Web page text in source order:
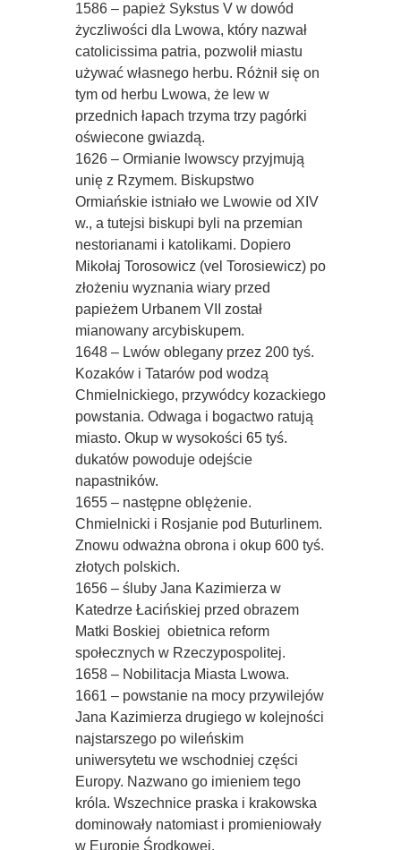
1586 – papież Sykstus V w dowód
życzliwości dla Lwowa, który nazwał
catolicissima patria, pozwolił miastu
używać własnego herbu. Różnił się on
tym od herbu Lwowa, że lew w
przednich łapach trzyma trzy pagórki
oświecone gwiazdą.
1626 – Ormianie lwowscy przyjmują
unię z Rzymem. Biskupstwo
Ormiańskie istniało we Lwowie od XIV
w., a tutejsi biskupi byli na przemian
nestorianami i katolikami. Dopiero
Mikołaj Torosowicz (vel Torosiewicz) po
złożeniu wyznania wiary przed
papieżem Urbanem VII został
mianowany arcybiskupem.
1648 – Lwów oblegany przez 200 tyś.
Kozaków i Tatarów pod wodzą
Chmielnickiego, przywódcy kozackiego
powstania. Odwaga i bogactwo ratują
miasto. Okup w wysokości 65 tyś.
dukatów powoduje odejście
napastników.
1655 – następne oblężenie.
Chmielnicki i Rosjanie pod Buturlinem.
Znowu odważna obrona i okup 600 tyś.
złotych polskich.
1656 – śluby Jana Kazimierza w
Katedrze Łacińskiej przed obrazem
Matki Boskiej  obietnica reform
społecznych w Rzeczypospolitej.
1658 – Nobilitacja Miasta Lwowa.
1661 – powstanie na mocy przywilejów
Jana Kazimierza drugiego w kolejności
najstarszego po wileńskim
uniwersytetu we wschodniej części
Europy. Nazwano go imieniem tego
króla. Wszechnice praska i krakowska
dominowały natomiast i promieniowały
w Europie Środkowej.